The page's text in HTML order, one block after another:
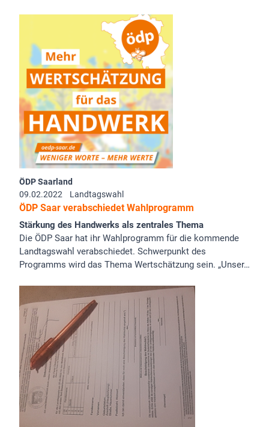
ÖDP Saarland
09.02.2022
Landtagswahl
ÖDP Saar verabschiedet Wahlprogramm
Stärkung des Handwerks als zentrales Thema
Die ÖDP Saar hat ihr Wahlprogramm für die kommende
Landtagswahl verabschiedet. Schwerpunkt des
Programms wird das Thema Wertschätzung sein. „Unser…